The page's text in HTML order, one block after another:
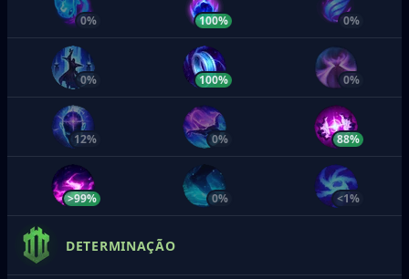
0% 100% 0%
0% 100% 0%
12% 0% 88%
>99% 0% <1%
DETERMINAÇÃO